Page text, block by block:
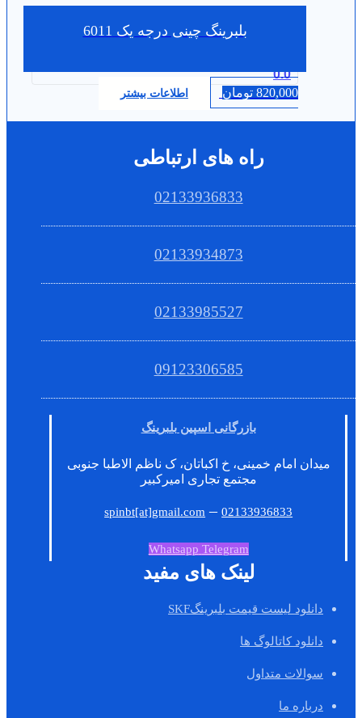
بلبرینگ چینی درجه یک 6011
0.0
820,000 تومان اطلاعات بیشتر
راه های ارتباطی
02133936833
02133934873
02133985527
09123306585
بازرگانی اسپین بلبرینگ
میدان امام خمینی، خ اکباتان، ک ناظم الاطبا جنوبی
مجتمع تجاری امیرکبیر
spinbt[at]gmail.com –02133936833
Whatsapp Telegram
لینک های مفید
دانلود لیست قیمت بلبرینگSKF
دانلود کاتالوگ ها
سوالات متداول
درباره ما